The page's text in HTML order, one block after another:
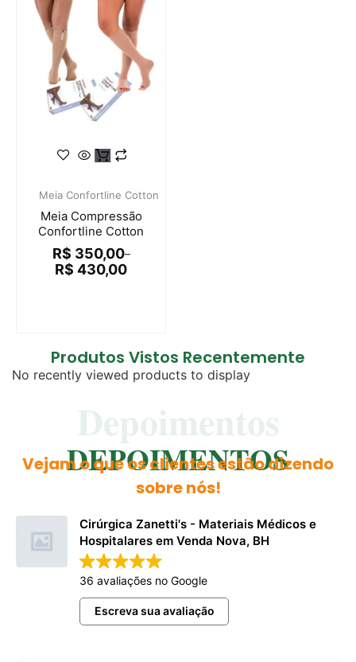
Meia Confortline Cotton
Meia Compressão
Confortline Cotton
R$ 350,00–
R$ 430,00
Produtos Vistos Recentemente
No recently viewed products to display
DEPOIMENTOS
Vejam o que os clientes estão dizendo
sobre nós!
Cirúrgica Zanetti's - Materiais Médicos e
Hospitalares em Venda Nova, BH
36 avaliações no Google
Escreva sua avaliação